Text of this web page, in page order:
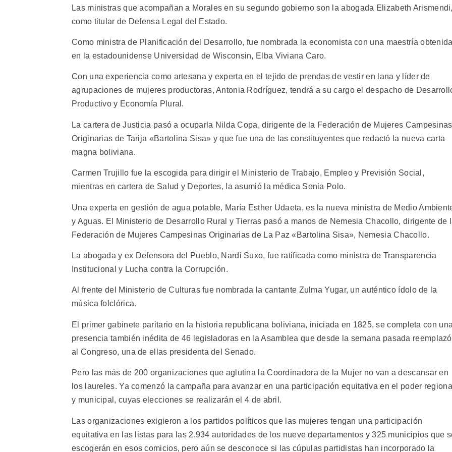
Las ministras que acompañan a Morales en su segundo gobierno son la abogada Elizabeth Arismendi,
como titular de Defensa Legal del Estado.
Como ministra de Planificación del Desarrollo, fue nombrada la economista con una maestría obtenida
en la estadounidense Universidad de Wisconsin, Elba Viviana Caro.
Con una experiencia como artesana y experta en el tejido de prendas de vestir en lana y líder de
agrupaciones de mujeres productoras, Antonia Rodríguez, tendrá a su cargo el despacho de
Productivo y Economía Plural.
La cartera de Justicia pasó a ocuparla Nilda Copa, dirigente de la Federación de Mujeres Campesinas
Originarias de Tarija «Bartolina Sisa» y que fue una de las constituyentes que redactó la nueva carta
magna boliviana.
Carmen Trujillo fue la escogida para dirigir el Ministerio de Trabajo, Empleo y Previsión Social,
mientras en cartera de Salud y Deportes, la asumió la médica Sonia Polo.
Una experta en gestión de agua potable, María Esther Udaeta, es la nueva ministra de Medio
y Aguas. El Ministerio de Desarrollo Rural y Tierras pasó a manos de Nemesia Chacollo, dirigente de
Federación de Mujeres Campesinas Originarias de La Paz «Bartolina Sisa», Nemesia Chacollo.
La abogada y ex Defensora del Pueblo, Nardi Suxo, fue ratificada como ministra de Transparencia
Institucional y Lucha contra la Corrupción.
Al frente del Ministerio de Culturas fue nombrada la cantante Zulma Yugar, un auténtico ídolo de la
música folclórica.
El primer gabinete paritario en la historia republicana boliviana, iniciada en 1825, se completa con una
presencia también inédita de 46 legisladoras en la Asamblea que desde la semana pasada reemplazó
al Congreso, una de ellas presidenta del Senado.
Pero las más de 200 organizaciones que aglutina la Coordinadora de la Mujer no van a descansar en
los laureles. Ya comenzó la campaña para avanzar en una participación equitativa en el poder regional
y municipal, cuyas elecciones se realizarán el 4 de abril.
Las organizaciones exigieron a los partidos políticos que las mujeres tengan una participación
equitativa en las listas para las 2.934 autoridades de los nueve departamentos y 325 municipios que
escogerán en esos comicios, pero aún se desconoce si las cúpulas partidistas han incorporado la